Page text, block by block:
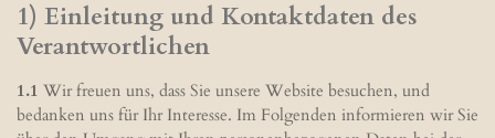
1) Einleitung und Kontaktdaten des
Verantwortlichen
1.1 Wir freuen uns, dass Sie unsere Website besuchen, und
bedanken uns für Ihr Interesse. Im Folgenden informieren wir Sie